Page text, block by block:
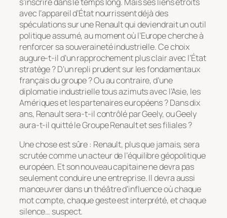
avec l’appareil d’État nourrissent déjà des
spéculations sur une Renault qui deviendrait un outil
politique assumé, au moment où l’Europe cherche à
renforcer sa souveraineté industrielle. Ce choix
augure-t-il d’un rapprochement plus clair avec l’État
stratège ? D’un repli prudent sur les fondamentaux
français du groupe ? Ou au contraire, d’une
diplomatie industrielle tous azimuts avec l’Asie, les
Amériques et les partenaires européens ? Dans dix
ans, Renault sera-t-il contrôlé par Geely, ou Geely
aura-t-il quitté le Groupe Renault et ses filiales ?
Une chose est sûre : Renault, plus que jamais, sera
scrutée comme un acteur de l’équilibre géopolitique
européen. Et son nouveau capitaine ne devra pas
seulement conduire une entreprise. Il devra aussi
manœuvrer dans un théâtre d’influence où chaque
mot compte, chaque geste est interprété, et chaque
silence… suspect.